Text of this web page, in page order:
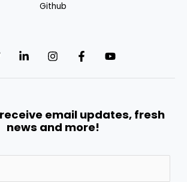
Github
email updates, fresh
news and more!